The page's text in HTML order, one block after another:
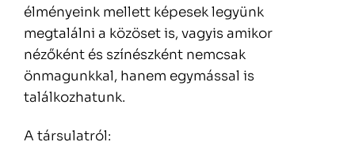
élményeink mellett képesek legyünk
megtalálni a közöset is, vagyis amikor
nézőként és színészként nemcsak
önmagunkkal, hanem egymással is
találkozhatunk.
A társulatról: